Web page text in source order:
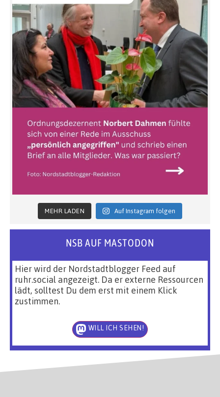
MEHR LADEN Auf Instagram folgen
NSB AUF MASTODON
Hier wird der Nordstadtblogger Feed auf
ruhr.social angezeigt. Da er externe Ressourcen
lädt, solltest Du dem erst mit einem Klick
zustimmen.
WILL ICH SEHEN!